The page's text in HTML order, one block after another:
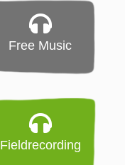
Free Music
Fieldrecording